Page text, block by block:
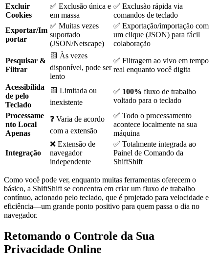
Excluir
Cookies
✅ Exclusão única e
em massa
✅ Exclusão rápida via
comandos de teclado
Exportar/Im
portar
✅ Muitas vezes
suportado
(JSON/Netscape)
✅ Exportação/importação com
um clique (JSON) para fácil
colaboração
Pesquisar &
Filtrar
🟨 Às vezes
disponível, pode ser
lento
✅ Filtragem ao vivo em tempo
real enquanto você digita
Acessibilida
de pelo
Teclado
🟨 Limitada ou
inexistente
✅ 100% fluxo de trabalho
voltado para o teclado
Processame
nto Local
Apenas
❓ Varia de acordo
com a extensão
✅ Todo o processamento
acontece localmente na sua
máquina
Integração
❌ Extensão de
navegador
independente
✅ Totalmente integrada ao
Painel de Comando da
ShiftShift
Como você pode ver, enquanto muitas ferramentas oferecem o
básico, a ShiftShift se concentra em criar um fluxo de trabalho
contínuo, acionado pelo teclado, que é projetado para velocidade e
eficiência—um grande ponto positivo para quem passa o dia no
navegador.
Retomando o Controle da Sua
Privacidade Online